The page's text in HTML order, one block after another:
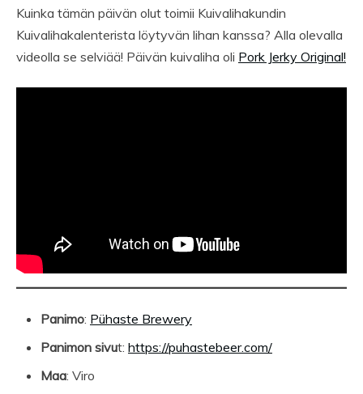
Kuinka tämän päivän olut toimii Kuivalihakundin
Kuivalihakalenterista löytyvän lihan kanssa? Alla olevalla
videolla se selviää! Päivän kuivaliha oli Pork Jerky Original!
Panimo: Pühaste Brewery
Panimon sivut: https://puhastebeer.com/
Maa: Viro